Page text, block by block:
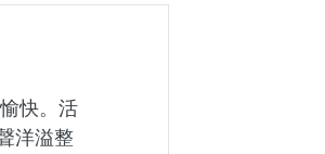
快。活
洋溢整